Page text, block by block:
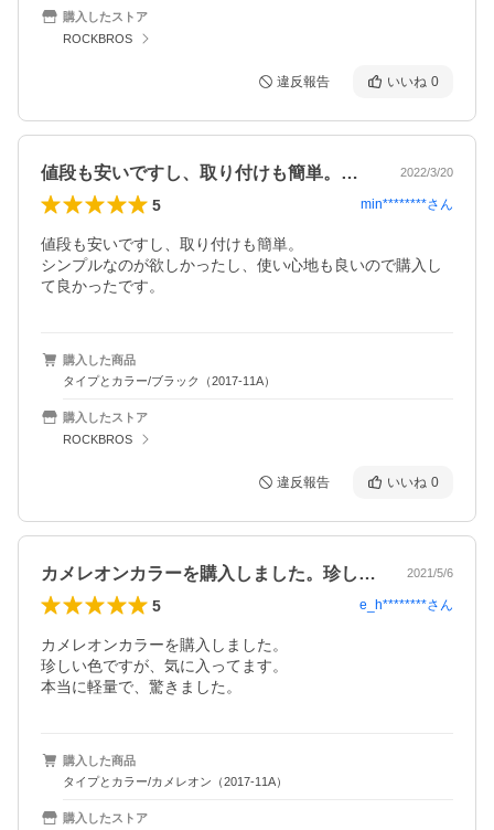
購入したストア
ROCKBROS
違反報告 いいね 0
値段も安いですし、取り付けも簡単。シン… 2022/3/20
5 min********さん
値段も安いですし、取り付けも簡単。
シンプルなのが欲しかったし、使い心地も良いので購入し
て良かったです。
購入した商品
タイプとカラー/ブラック（2017-11A）
購入したストア
ROCKBROS
違反報告 いいね 0
カメレオンカラーを購入しました。珍しい… 2021/5/6
5 e_h********さん
カメレオンカラーを購入しました。
珍しい色ですが、気に入ってます。
本当に軽量で、驚きました。
購入した商品
タイプとカラー/カメレオン（2017-11A）
購入したストア